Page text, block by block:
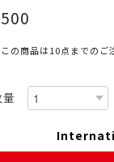
の商品は10点までのご
量